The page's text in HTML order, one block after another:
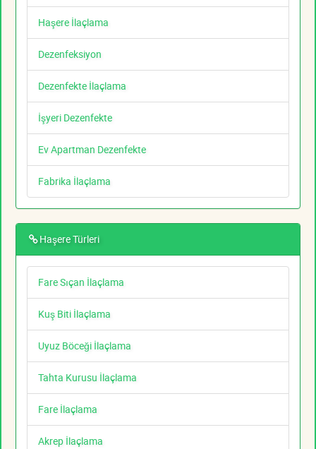
Haşere İlaçlama
Dezenfeksiyon
Dezenfekte İlaçlama
İşyeri Dezenfekte
Ev Apartman Dezenfekte
Fabrika İlaçlama
Haşere Türleri
Fare Sıçan İlaçlama
Kuş Biti İlaçlama
Uyuz Böceği İlaçlama
Tahta Kurusu İlaçlama
Fare İlaçlama
Akrep İlaçlama